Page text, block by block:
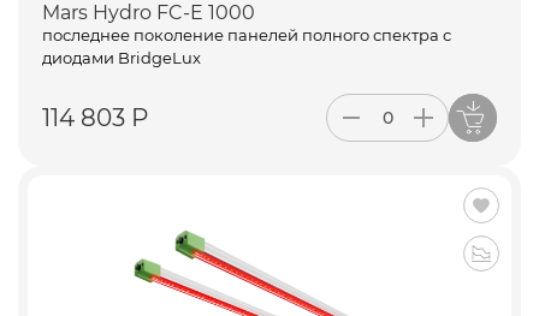
Mars Hydro FC-E 1000
последнее поколение панелей полного спектра с
диодами BridgeLux
114 803 Р